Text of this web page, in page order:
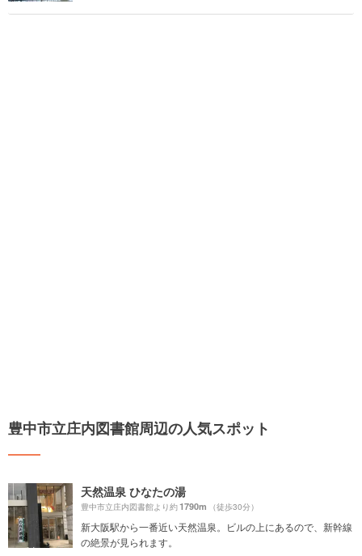
豊中市立庄内図書館周辺の人気スポット
天然温泉 ひなたの湯
豊中市立庄内図書館より約1790m （徒歩30分）
新大阪駅から一番近い天然温泉。ビルの上にあるので、新幹線
の絶景が見られます。